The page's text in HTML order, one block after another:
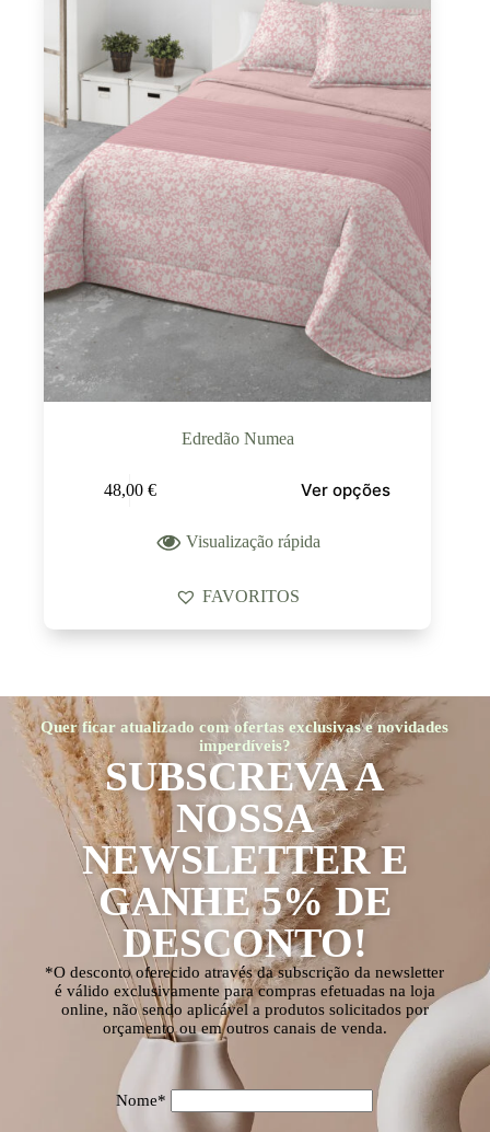
Edredão Numea
48,00 € Ver opções
Visualização rápida
FAVORITOS
Quer ficar atualizado com ofertas exclusivas e novidades
imperdíveis?
SUBSCREVA A
NOSSA
NEWSLETTER E
GANHE 5% DE
DESCONTO!
*O desconto oferecido através da subscrição da newsletter
é válido exclusivamente para compras efetuadas na loja
online, não sendo aplicável a produtos solicitados por
orçamento ou em outros canais de venda.
Nome*